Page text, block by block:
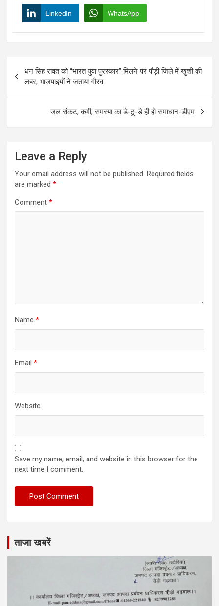
LinkedIn WhatsApp
navigation
धन सिंह रावत को “भारत युवा पुरस्कार” मिलने पर पौड़ी जिले में खुशी की
लहर, भाजपाइयों ने जताया गौरव
जल संकट, कमी, समस्या का डे-टू-डे ही हो समाधान-डीएम
Leave a Reply
Your email address will not be published. Required fields
are marked *
Comment *
Name *
Email *
Website
Save my name, email, and website in this browser for the
next time I comment.
ताजा खबरें